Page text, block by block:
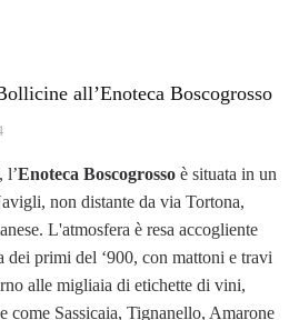
all’Enoteca Boscogrosso
l’Enoteca Boscogrosso è situata in un
non distante da via Tortona,
L'atmosfera è resa accogliente
dei primi del ‘900, con mattoni e travi
alle migliaia di etichette di vini,
come Sassicaia, Tignanello, Amarone